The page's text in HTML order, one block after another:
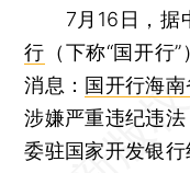
7月16日，据
行 （下称“国开
消息： 国开行海
涉嫌严重违纪违
委驻国家开发银